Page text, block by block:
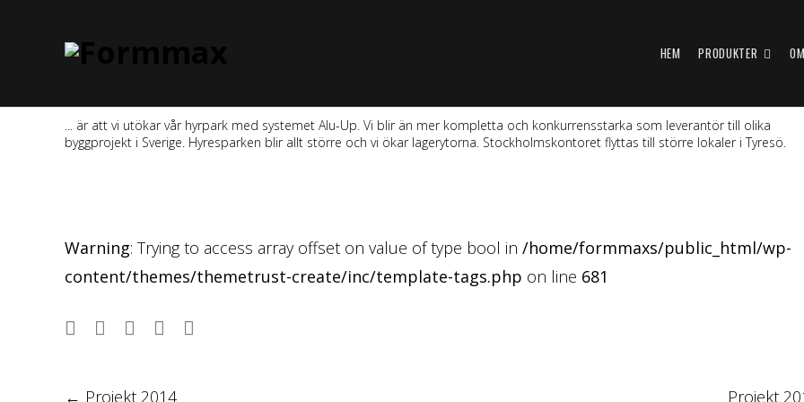
HEM PRODUKTER
... är att vi utökar vår hyrpark med systemet Alu-Up. Vi blir än mer kompletta och konkurrensstarka som leverantör till olika
byggprojekt i Sverige. Hyresparken blir allt större och vi ökar lagerytorna. Stockholmskontoret flyttas till större lokaler i Tyresö.
Warning: Trying to access array offset on value of type bool in /home/formmaxs/public_html/wp-
content/themes/themetrust-create/inc/template-tags.php on line 681
Post
← Projekt 2014 Projekt